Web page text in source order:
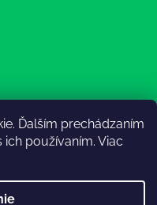
Ďalším prechádzaním
používaním. Viac